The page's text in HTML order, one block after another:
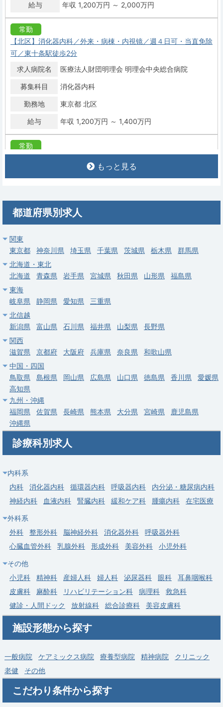
給与 年収 1,200万円 ～ 2,000万円
常勤
【北区】消化器内科／外来・病棟・内視镜／週４日可・当直免除
可／東十条駅徒歩2分
求人病院名
医療法人財団明理会 明理会中央総合病院
募集科目 消化器内科
勤務地 東京都 北区
給与 年収 1,200万円 ～ 1,400万円
常勤
募集科目 消化器内科
勤務地 東京都 足立区
常勤
【足立区】消化器内科／管理医師・高額年収・当直なし・駅チカ
（2027年4月新規開設）
求人病院名
非公開
募集科目
給与 年収 1,600万円 ～ 2,000万円
常勤
【大田区】消化器内科／駅チカ徒歩1分・内視鏡(ESD有)・週4日
可
求人病院名
募集科目
勤務地 東京都 大田区
【世田谷区】消化器内科・週4.5日～／専門医取得可・設備充実
（年俸1,000万円～）
求人病院名
非公開
募集科目 消化器内科
給与 年収 1,000万円 ～
もっと見る
都道府県別求人
関東
東京都
神奈川県 埼玉県 千葉県 茨城県 栃木県
群馬県
北海道・東北
北海道
青森県 岩手県 宮城県 秋田県 山形県
福島県
東海
岐阜県
静岡県 愛知県
三重県
北信越
新潟県
富山県 石川県 福井県 山梨県
長野県
関西
滋賀県
京都府 大阪府 兵庫県 奈良県
和歌山県
中国・四国
鳥取県
島根県 岡山県 広島県 山口県 徳島県 香川県
愛媛県
高知県
九州・沖縄
福岡県
佐賀県 長崎県 熊本県 大分県 宮崎県
鹿児島県
沖縄県
診療科別求人
内科系
内科
消化器内科 循環器内科 呼吸器内科
内分泌・糖尿病内科
神経内科
血液内科 腎臓内科 緩和ケア科 腫瘍内科 在宅医療
外科系
外科
整形外科 脳神経外科 消化器外科
呼吸器外科
心臓血管外科
乳腺外科 形成外科 美容外科 小児外科
その他
小児科
精神科 産婦人科 婦人科 泌尿器科 眼科
耳鼻咽喉科
皮膚科
麻酔科 リハビリテーション科 病理科
救急科
健診・人間ドック
放射線科 総合診療科 美容皮膚科
施設形態から探す
一般病院 ケアミックス病院 療養型病院 精神病院
クリニック
老健
その他
こだわり条件から探す